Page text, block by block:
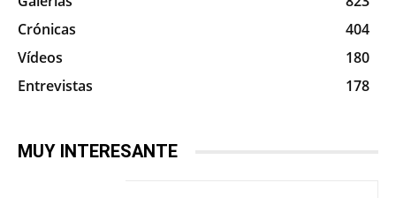
Crónicas
404
Vídeos
180
Entrevistas
178
MUY INTERESANTE